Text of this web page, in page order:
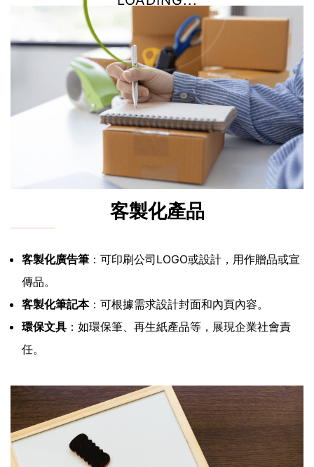
客製化產品
客製化廣告筆 ：可印刷公司LOGO或設計，用作贈品或宣
傳品。
客製化筆記本：可根據需求設計封面和內頁內容。
環保文具 ：如環保筆、再生紙產品等，展現企業社會責
任。